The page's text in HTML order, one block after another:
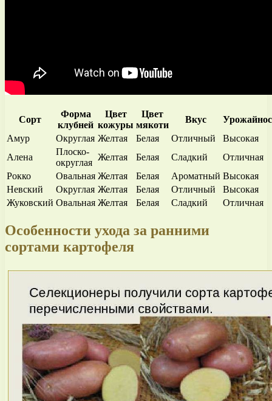
Сорт
Форма
клубней
Цвет
кожуры
Цвет
мякоти
Вкус
Амур
Округлая Желтая Белая Отличный
Высокая
Алена
Плоско-
округлая
Желтая Белая Сладкий
Отличная
Рокко
Овальная Желтая Белая Ароматный Высокая
Невский
Округлая Желтая Белая Отличный
Высокая
Жуковский Овальная Желтая Белая Сладкий Отличная
Особенности ухода за ранними
сортами картофеля